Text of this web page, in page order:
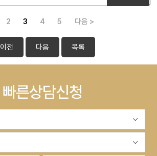
2 3 4 5 다음 >
이전 다음 목록
빠른상담신청